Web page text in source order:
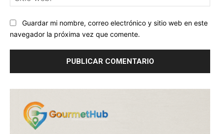
Guardar mi nombre, correo electrónico y sitio web en este
navegador la próxima vez que comente.